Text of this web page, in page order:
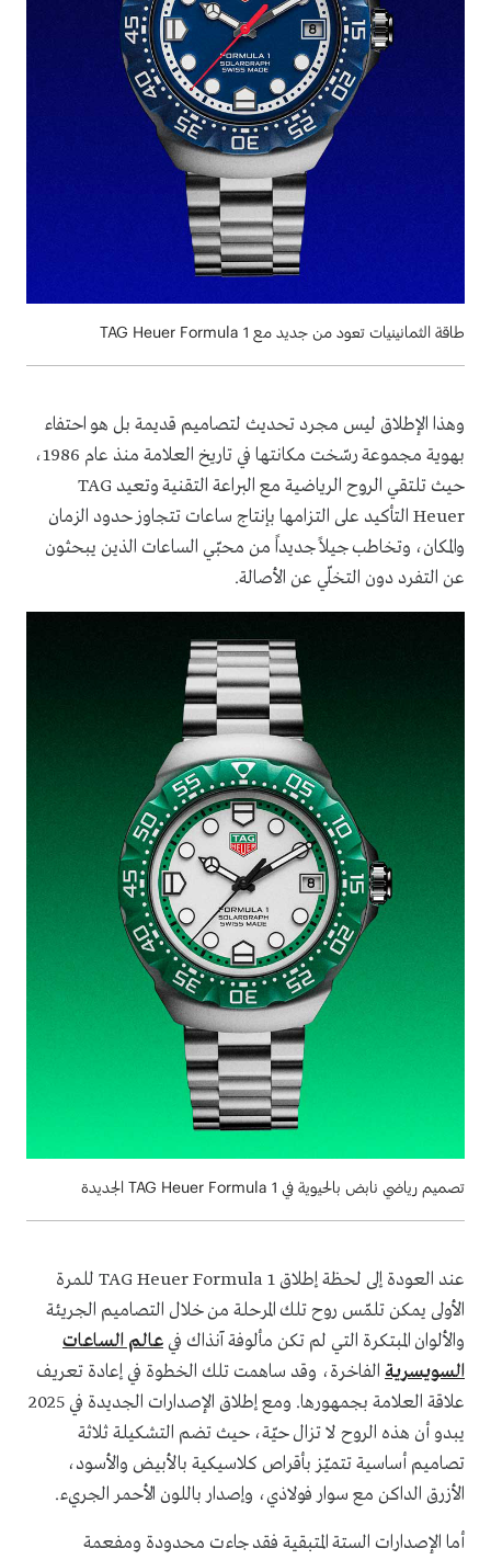
طاقة الثمانينيات تعود من جديد مع TAG Heuer Formula 1
وهذا الإطلاق ليس مجرد تحديث لتصاميم قديمة بل هو احتفاء
بهوية مجموعة رسّخت مكانتها في تاريخ العلامة منذ عام 1986،
حيث تلتقي الروح الرياضية مع البراعة التقنية وتعيد TAG
Heuer التأكيد على التزامها بإنتاج ساعات تتجاوز حدود الزمان
والمكان، وتخاطب جيلاً جديداً من محبّي الساعات الذين يبحثون
عن التفرد دون التخلّي عن الأصالة.
تصميم رياضي نابض بالحيوية في TAG Heuer Formula 1 الجديدة
عند العودة إلى لحظة إطلاق TAG Heuer Formula 1 للمرة
الأولى يمكن تلمّس روح تلك المرحلة من خلال التصاميم الجريئة
والألوان المبتكرة التي لم تكن مألوفة آنذاك في عالم الساعات
السويسرية الفاخرة، وقد ساهمت تلك الخطوة في إعادة تعريف
علاقة العلامة بجمهورها. ومع إطلاق الإصدارات الجديدة في 2025
يبدو أن هذه الروح لا تزال حيّة، حيث تضم التشكيلة ثلاثة
تصاميم أساسية تتميّز بأقراص كلاسيكية بالأبيض والأسود،
الأزرق الداكن مع سوار فولاذي، وإصدار باللون الأحمر الجريء.
أما الإصدارات الستة المتبقية فقد جاءت محدودة ومفعمة